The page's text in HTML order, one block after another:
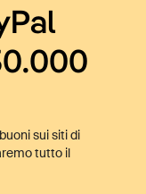
sui siti di
tutto il